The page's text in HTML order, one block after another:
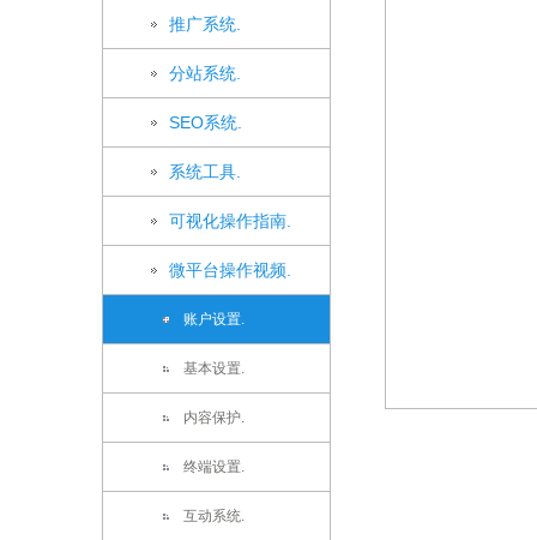
推广系统.
分站系统.
SEO系统.
系统工具.
可视化操作指南.
微平台操作视频.
账户设置.
基本设置.
内容保护.
终端设置.
互动系统.